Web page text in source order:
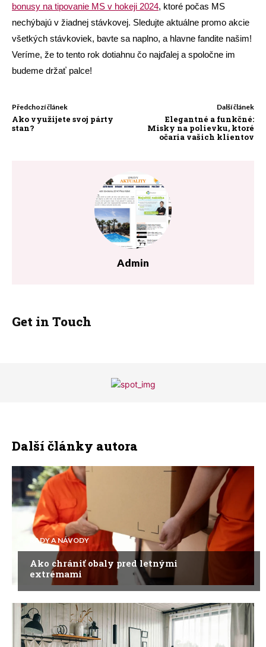
bonusy na tipovanie MS v hokeji 2024, ktoré počas MS
nechýbajú v žiadnej stávkovej. Sledujte aktuálne promo akcie
všetkých stávkoviek, bavte sa naplno, a hlavne fandite našim!
Veríme, že to tento rok dotiahnu čo najďalej a spoločne im
budeme držať palce!
Předchozí článek
Ako využijete svoj párty
stan?
Další článek
Elegantné a funkčné:
Misky na polievku, ktoré
očaria vašich klientov
Admin
Get in Touch
Další články autora
RADY A NÁVODY
Ako chrániť obaly pred letnými
extrémami